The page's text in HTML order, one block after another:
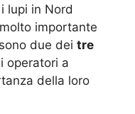
lupi in Nord
importante
due dei tre
operatori a
della loro